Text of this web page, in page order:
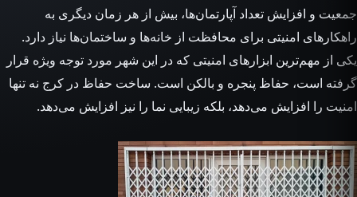
جمعیت و افزایش تعداد آپارتمان‌ها، بیش از هر زمان دیگری به
راهکارهای امنیتی برای محافظت از خانه‌ها و ساختمان‌ها نیاز دارد.
یکی از مهم‌ترین ابزارهای امنیتی که در این شهر مورد توجه ویژه قرار
گرفته است، حفاظ پنجره و بالکن است. ساخت حفاظ در کرج نه تنها
امنیت را افزایش می‌دهد، بلکه زیبایی نما را نیز افزایش می‌دهد.